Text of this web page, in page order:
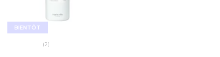
BIENTÔT
(2)